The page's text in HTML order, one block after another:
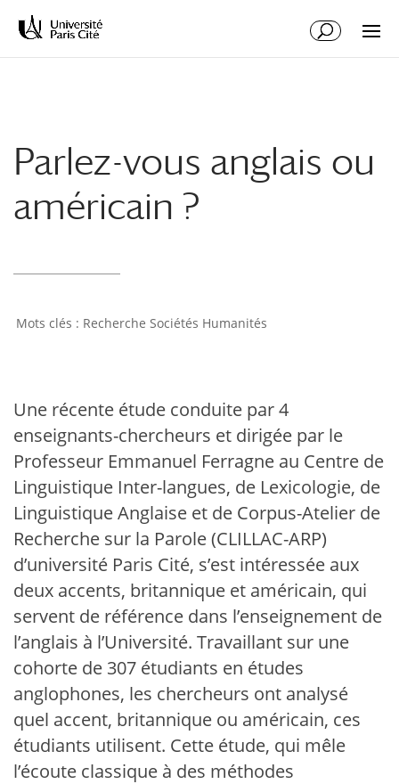
Parlez-vous anglais ou
américain ?
Recherche Sociétés Humanités
Une récente étude conduite par 4
enseignants-chercheurs et dirigée par le
Professeur Emmanuel Ferragne au Centre de
Linguistique Inter-langues, de Lexicologie, de
Linguistique Anglaise et de Corpus-Atelier de
Recherche sur la Parole (CLILLAC-ARP)
d’université Paris Cité, s’est intéressée aux
deux accents, britannique et américain, qui
servent de référence dans l’enseignement de
l’anglais à l’Université. Travaillant sur une
cohorte de 307 étudiants en études
anglophones, les chercheurs ont analysé
quel accent, britannique ou américain, ces
étudiants utilisent. Cette étude, qui mêle
l’écoute classique à des méthodes